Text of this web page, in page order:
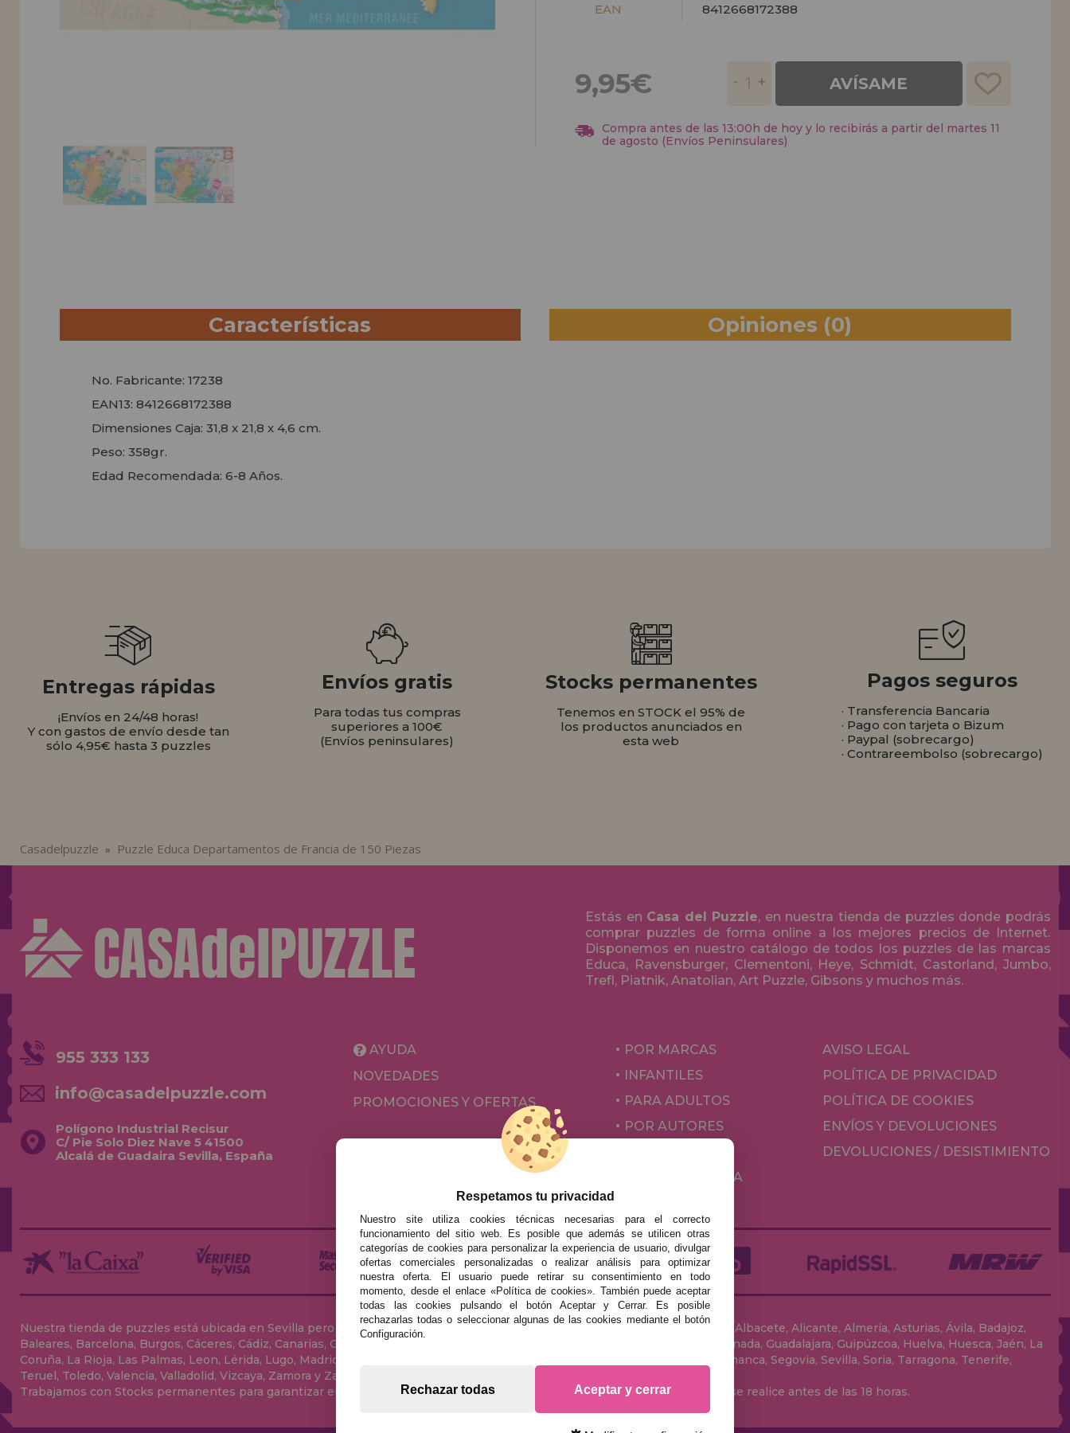
EAN
8412668172388
9,95€ AVÍSAME
Compra antes de las 13:00h de hoy y lo recibirás a partir del martes 11
de agosto (Envíos Peninsulares)
Características Opiniones (0)
No. Fabricante: 17238
EAN13: 8412668172388
Dimensiones Caja: 31,8 x 21,8 x 4,6 cm.
Peso: 358gr.
Edad Recomendada: 6-8 Años.
Entregas rápidas
¡Envíos en 24/48 horas!
Y con gastos de envío desde tan
sólo 4,95€ hasta 3 puzzles
Envíos gratis
Para todas tus compras
superiores a 100€
(Envíos peninsulares)
Stocks permanentes
Tenemos en STOCK el 95% de
los productos anunciados en
esta web
Pagos seguros
· Transferencia Bancaria
· Pago con tarjeta o Bizum
· Paypal (sobrecargo)
· Contrareembolso (sobrecargo)
Casadelpuzzle » Puzzle Educa Departamentos de Francia de 150 Piezas
Estás en Casa del Puzzle, en nuestra tienda de puzzles donde podrás
comprar puzzles de forma online a los mejores precios de Internet.
Disponemos en nuestro catálogo de todos los puzzles de las marcas
Educa, Ravensburger, Clementoni, Heye, Schmidt, Castorland, Jumbo,
Trefl, Piatnik, Anatolian, Art Puzzle, Gibsons y muchos más.
955 333 133
info@casadelpuzzle.com
Polígono Industrial Recisur
C/ Pie Solo Diez Nave 5 41500
Alcalá de Guadaira Sevilla, España
AYUDA
NOVEDADES
PROMOCIONES Y OFERTAS
POR MARCAS
INFANTILES
PARA ADULTOS
POR AUTORES
JUEGOS DE MESA
AVISO LEGAL
POLÍTICA DE PRIVACIDAD
POLÍTICA DE COOKIES
ENVÍOS Y DEVOLUCIONES
DEVOLUCIONES / DESISTIMIENTO
Nuestra tienda de puzzles está ubicada en Sevilla pero enviamos tus puzzles a cualquier ciudad del territorio español: Álava, Albacete, Alicante, Almería, Asturias, Ávila, Badajoz,
Baleares, Barcelona, Burgos, Cáceres, Cádiz, Canarias, Cantabria, Castellón, Ceuta, Ciudad Real, Córdoba, Cuenca, Gerona, Granada, Guadalajara, Guipúzcoa, Huelva, Huesca, Jaén, La
Coruña, La Rioja, Las Palmas, Leon, Lérida, Lugo, Madrid, Málaga, Melilla, Murcia, Navarra, Orense, Palencia, Pontevedra, Salamanca, Segovia, Sevilla, Soria, Tarragona, Tenerife,
Teruel, Toledo, Valencia, Valladolid, Vizcaya, Zamora y Zaragoza.
Trabajamos con Stocks permanentes para garantizar entregas rápidas en territorio peninsular, siempre y cuando el pedido se realice antes de las 18 horas.
Respetamos tu privacidad
Nuestro site utiliza cookies técnicas necesarias para el correcto
funcionamiento del sitio web. Es posible que además se utilicen otras
categorías de cookies para personalizar la experiencia de usuario, divulgar
ofertas comerciales personalizadas o realizar análisis para optimizar
nuestra oferta. El usuario puede retirar su consentimiento en todo
momento, desde el enlace «Política de cookies». También puede aceptar
todas las cookies pulsando el botón Aceptar y Cerrar. Es posible
rechazarlas todas o seleccionar algunas de las cookies mediante el botón
Configuración.
Rechazar todas Aceptar y cerrar